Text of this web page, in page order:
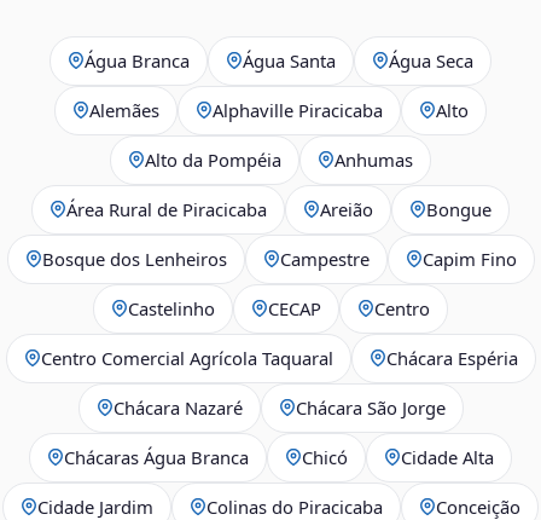
Água Branca Água Santa Água Seca
Alemães Alphaville Piracicaba Alto
Alto da Pompéia Anhumas
Área Rural de Piracicaba Areião Bongue
Bosque dos Lenheiros Campestre Capim Fino
Castelinho CECAP Centro
Centro Comercial Agrícola Taquaral Chácara Espéria
Chácara Nazaré Chácara São Jorge
Chácaras Água Branca Chicó Cidade Alta
Cidade Jardim Colinas do Piracicaba Conceição